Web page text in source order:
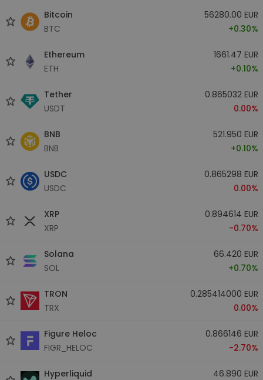
Bitcoin
BTC
56280.00 EUR
+0.30%
Ethereum
ETH
1661.47 EUR
+0.10%
Tether
USDT
0.865032 EUR
0.00%
BNB
BNB
521.950 EUR
+0.10%
USDC
USDC
0.865298 EUR
0.00%
XRP
XRP
0.894614 EUR
-0.70%
Solana
SOL
66.420 EUR
+0.70%
TRON
TRX
0.285414000 EUR
0.00%
Figure Heloc
FIGR_HELOC
0.866146 EUR
-2.70%
Hyperliquid
46.890 EUR